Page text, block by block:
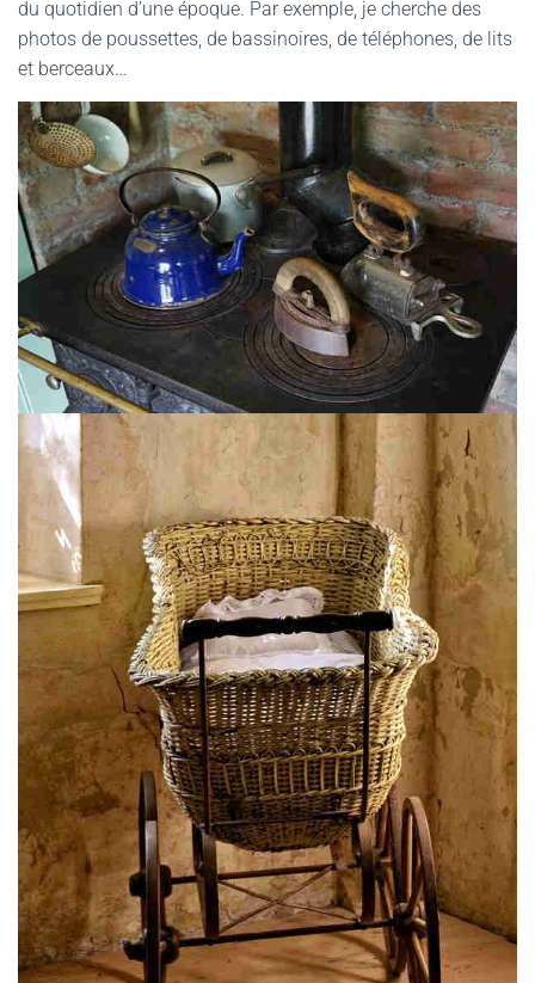
du quotidien d’une époque. Par exemple, je cherche des
photos de poussettes, de bassinoires, de téléphones, de lits
et berceaux…